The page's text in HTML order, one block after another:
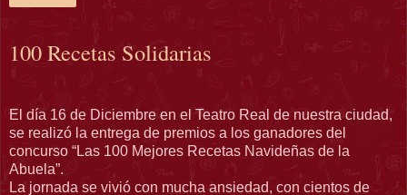
100 Recetas Solidarias
El día 16 de Diciembre en el Teatro Real de nuestra ciudad,
se realizó la entrega de premios a los ganadores del
concurso “Las 100 Mejores Recetas Navideñas de la
Abuela”.
La jornada se vivió con mucha ansiedad, con cientos de